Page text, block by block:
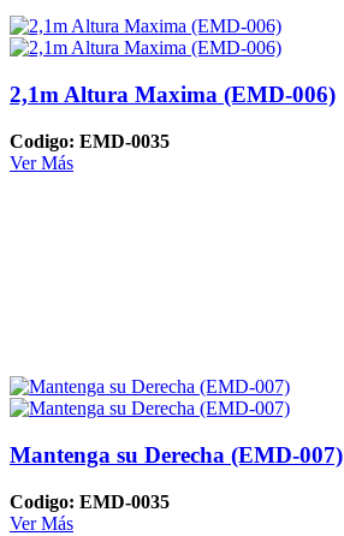
2,1m Altura Maxima (EMD-006)
Codigo: EMD-0035
Ver Más
Mantenga su Derecha (EMD-007)
Codigo: EMD-0035
Ver Más